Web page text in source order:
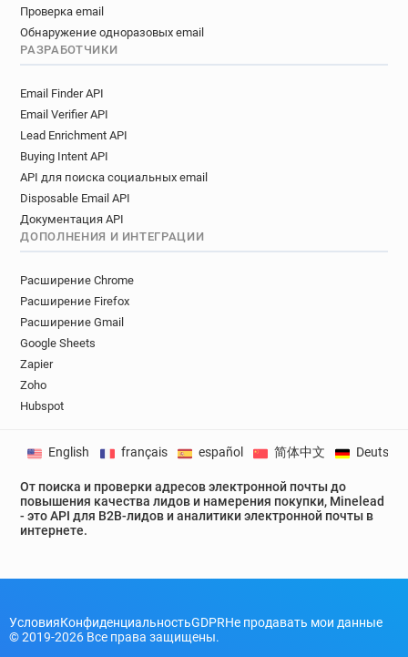
Проверка email
Обнаружение одноразовых email
РАЗРАБОТЧИКИ
Email Finder API
Email Verifier API
Lead Enrichment API
Buying Intent API
API для поиска социальных email
Disposable Email API
Документация API
ДОПОЛНЕНИЯ И ИНТЕГРАЦИИ
Расширение Chrome
Расширение Firefox
Расширение Gmail
Google Sheets
Zapier
Zoho
Hubspot
От поиска и проверки адресов электронной почты до
повышения качества лидов и намерения покупки, Minelead
- это API для B2B-лидов и аналитики электронной почты в
интернете.
English français español 简体中文 Deutsch
УсловияКонфиденциальностьGDPRНе продавать мои данные
© 2019-2026 Все права защищены.